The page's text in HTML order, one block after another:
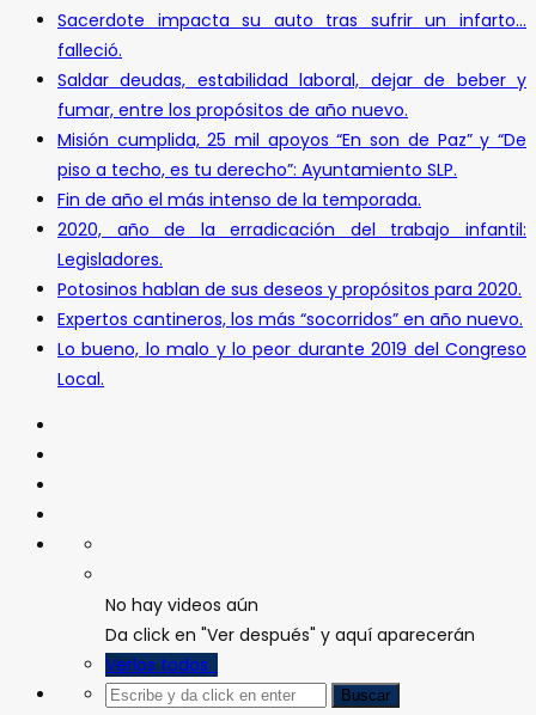
Sacerdote impacta su auto tras sufrir un infarto…
falleció.
Saldar deudas, estabilidad laboral, dejar de beber y
fumar, entre los propósitos de año nuevo.
Misión cumplida, 25 mil apoyos “En son de Paz” y “De
piso a techo, es tu derecho”: Ayuntamiento SLP.
Fin de año el más intenso de la temporada.
2020, año de la erradicación del trabajo infantil:
Legisladores.
Potosinos hablan de sus deseos y propósitos para 2020.
Expertos cantineros, los más “socorridos” en año nuevo.
Lo bueno, lo malo y lo peor durante 2019 del Congreso
Local.
No hay videos aún
Da click en "Ver después" y aquí aparecerán
Verlos todos